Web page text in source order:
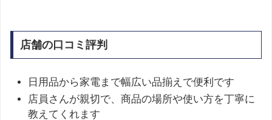
店舗の口コミ評判
日用品から家電まで幅広い品揃えで便利です
店員さんが親切で、商品の場所や使い方を丁寧に
教えてくれます